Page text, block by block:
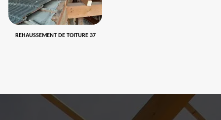
REHAUSSEMENT DE TOITURE 37